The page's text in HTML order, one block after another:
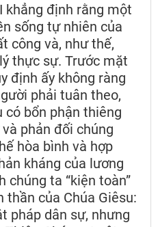
khẳng định rằng một
sống tự nhiên của
công và, như thế,
thực sự. Trước mặt
định ấy không ràng
phải tuân theo,
bổn phận thiêng
phản đối chúng
hòa bình và hợp
kháng của lương
chúng ta “kiện toàn”
của Chúa Giêsu:
pháp dân sự, nhưng